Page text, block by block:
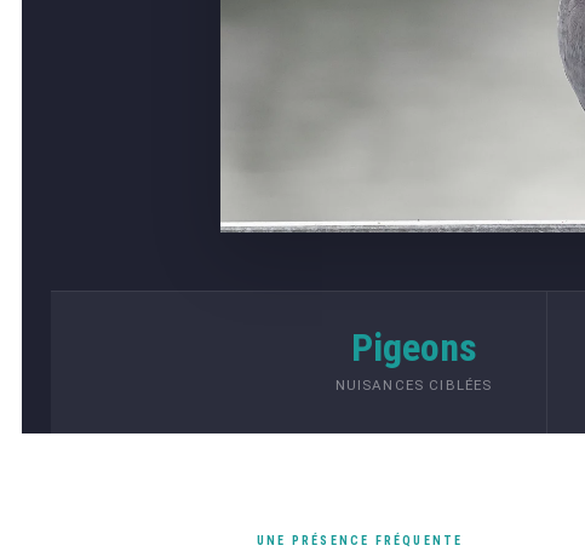
Pigeons
NUISANCES CIBLÉES
UNE PRÉSENCE FRÉQUENTE